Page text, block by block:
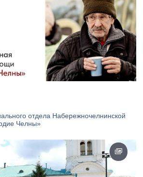
отдела Набережночелнинской
Челны»